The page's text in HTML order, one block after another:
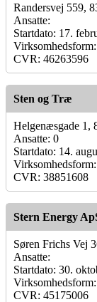
Randersvej 559,
Ansatte:
Startdato: 17.
CVR: 46263596
Sten og Træ
Helgenæsgade 1,
Ansatte: 0
Startdato: 14.
CVR: 38851608
Stern Energy
Søren Frichs Vej
Ansatte:
Startdato: 30.
CVR: 45175006